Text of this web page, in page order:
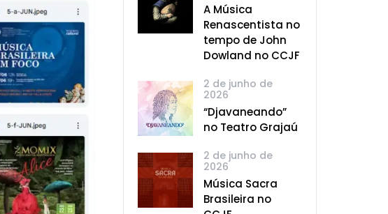
A Música
Renascentista no
tempo de John
Dowland no CCJF
2 de junho de
2026
“Djavaneando”
no Teatro Grajaú
2 de junho de
2026
Música Sacra
Brasileira no